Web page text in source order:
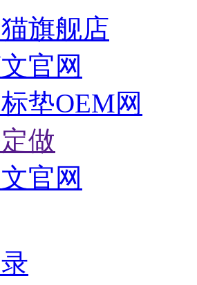
旗舰店
官网
垫OEM网
做
官网